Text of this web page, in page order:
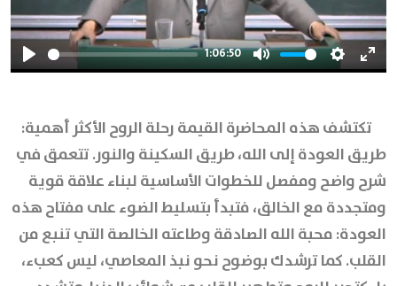
Play
1:06:50
Mute Settings
تكتشف هذه المحاضرة القيمة رحلة الروح الأكثر أهمية:
طريق العودة إلى الله، طريق السكينة والنور. تتعمق في
شرح واضح ومفصل للخطوات الأساسية لبناء علاقة قوية
ومتجددة مع الخالق، فتبدأ بتسليط الضوء على مفتاح هذه
العودة: محبة الله الصادقة وطاعته الخالصة التي تنبع من
القلب. كما ترشدك بوضوح نحو نبذ المعاصي، ليس كعبء،